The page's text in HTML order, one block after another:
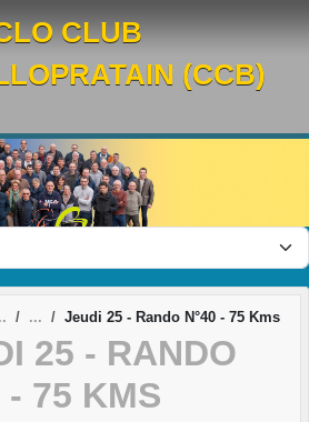
CLUB
(CCB)
Jeudi 25 - Rando N°40 - 75 Kms
25 - RANDO
- 75 KMS